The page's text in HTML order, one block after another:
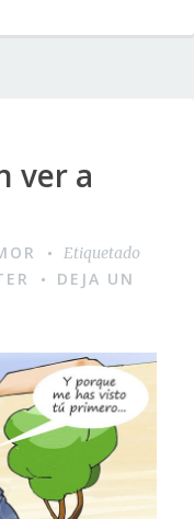
ver a
Etiquetado
DEJA UN